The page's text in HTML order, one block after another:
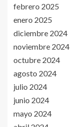
febrero 2025
enero 2025
diciembre 2024
noviembre 2024
octubre 2024
agosto 2024
julio 2024
junio 2024
mayo 2024